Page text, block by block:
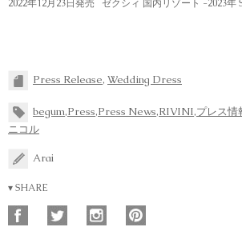
2022年12月23日発売 ゼクシィ 国内リゾート -2023年
Press Release, Wedding Dress
begum,Press,Press News,RIVINI,プレス情
ニコル
Arai
▾ SHARE